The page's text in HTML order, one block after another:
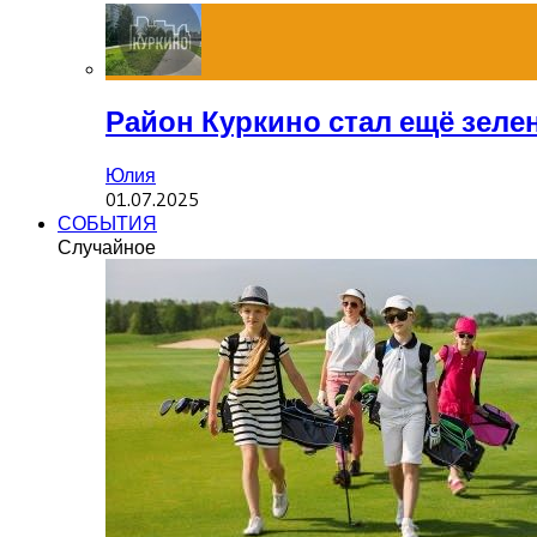
Район Куркино стал ещё
Юлия
01.07.2025
СОБЫТИЯ
Случайное